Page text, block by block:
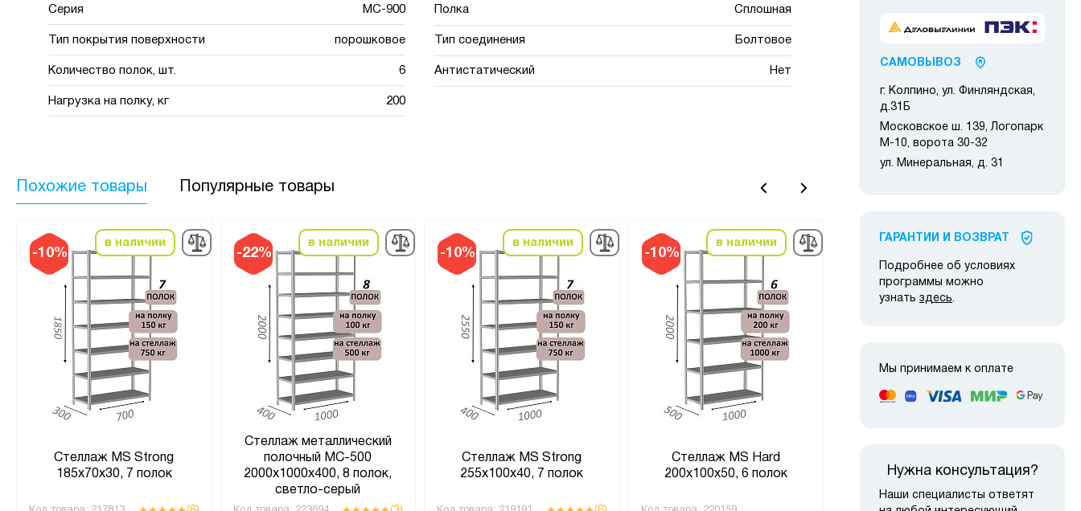
Серия МС-900
Тип покрытия поверхности порошковое
Количество полок, шт. 6
Нагрузка на полку, кг 200
Полка Сплошная
Тип соединения Болтовое
Антистатический Нет
Похожие товары Популярные товары
-10%
в наличии
Стеллаж MS Strong
185х70х30, 7 полок
-22%
в наличии
Стеллаж металлический
полочный МС-500
2000х1000х400, 8 полок,
светло-серый
-10%
в наличии
Стеллаж MS Strong
255х100х40, 7 полок
-10%
в наличии
Стеллаж MS Hard
200х100х50, 6 полок
в наличии
275х120х30, 7 полок
САМОВЫВОЗ
г. Колпино, ул. Финляндская,
д.31Б
Московское ш. 139, Логопарк
М-10, ворота 30-32
ул. Минеральная, д. 31
ГАРАНТИИ И ВОЗВРАТ
Подробнее об условиях
программы можно
узнать здесь.
Мы принимаем к оплате
Нужна консультация?
Наши специалисты ответят